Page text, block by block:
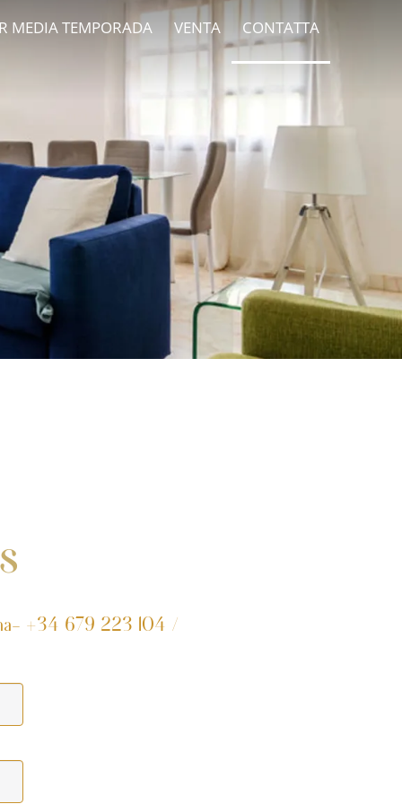
MEDIA TEMPORADA VENTA CONTATTA
- +34 679 223 104 /